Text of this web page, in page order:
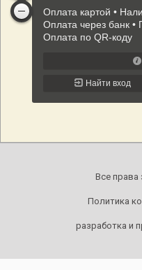
Все
Политика
разработка и